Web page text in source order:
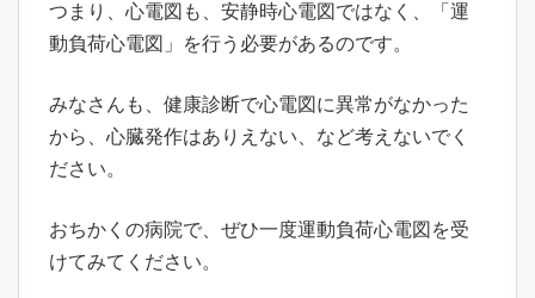
つまり、心電図も、安静時心電図ではなく、「運
動負荷心電図」を行う必要があるのです。
みなさんも、健康診断で心電図に異常がなかった
から、心臓発作はありえない、など考えないでく
ださい。
おちかくの病院で、ぜひ一度運動負荷心電図を受
けてみてください。